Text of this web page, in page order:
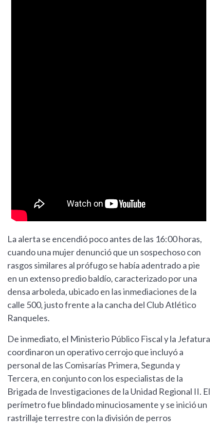
La alerta se encendió poco antes de las 16:00 horas,
cuando una mujer denunció que un sospechoso con
rasgos similares al prófugo se había adentrado a pie
en un extenso predio baldío, caracterizado por una
densa arboleda, ubicado en las inmediaciones de la
calle 500, justo frente a la cancha del Club Atlético
Ranqueles.
De inmediato, el Ministerio Público Fiscal y la Jefatura
coordinaron un operativo cerrojo que incluyó a
personal de las Comisarías Primera, Segunda y
Tercera, en conjunto con los especialistas de la
Brigada de Investigaciones de la Unidad Regional II. El
perímetro fue blindado minuciosamente y se inició un
rastrillaje terrestre con la división de perros